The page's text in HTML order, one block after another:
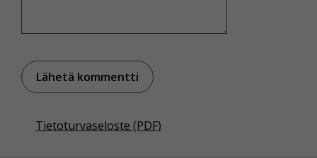
Tietoturvaseloste (PDF)